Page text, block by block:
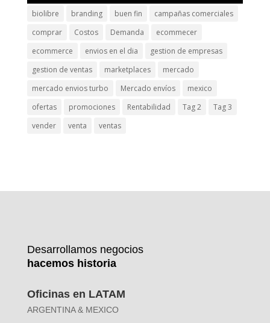
biolibre branding buen fin
campañas comerciales
comprar
Costos Demanda
ecommecer
ecommerce
envios en el dia
gestion de empresas
gestion de ventas
marketplaces
mercado
mercado envios turbo
Mercado envíos
mexico
ofertas
promociones Rentabilidad Tag 2
Tag 3
vender
venta ventas
Desarrollamos negocios
hacemos historia
Oficinas en LATAM
ARGENTINA & MEXICO